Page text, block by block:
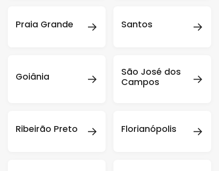
Praia Grande → Santos →
Goiânia →
São José dos
Campos
→
Ribeirão Preto → Florianópolis →